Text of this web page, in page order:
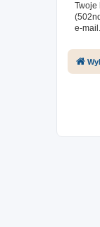
Twoje
e-